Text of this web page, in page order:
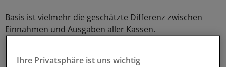
Basis ist vielmehr die geschätzte Differenz zwischen
Einnahmen und Ausgaben aller Kassen.
Ihre Privatsphäre ist uns wichtig